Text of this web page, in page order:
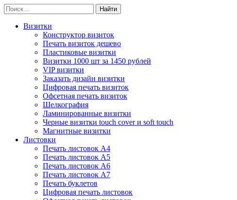
Визитки
Конструктор визиток
Печать визиток дешево
Пластиковые визитки
Визитки 1000 шт за 1450 рублей
VIP визитки
Заказать дизайн визитки
Цифровая печать визиток
Офсетная печать визиток
Шелкография
Ламинированные визитки
Черные визитки touch cover и soft touch
Магнитные визитки
Листовки
Печать листовок А4
Печать листовок А5
Печать листовок А6
Печать листовок А7
Печать буклетов
Цифровая печать листовок